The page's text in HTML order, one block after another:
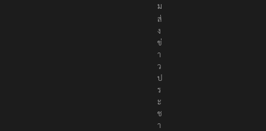
ม
ส่
ง
ข่
า
ว
ป
ร
ะ
ช
า